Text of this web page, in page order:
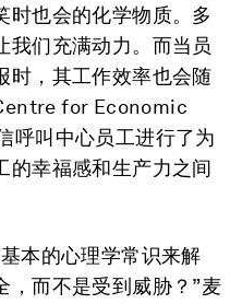
时也会的化学物质。多
我们充满动力。而当员
时，其工作效率也会随
for Economic
呼叫中心员工进行了为
的幸福感和生产力之间
本的心理学常识来解
，而不是受到威胁？”麦